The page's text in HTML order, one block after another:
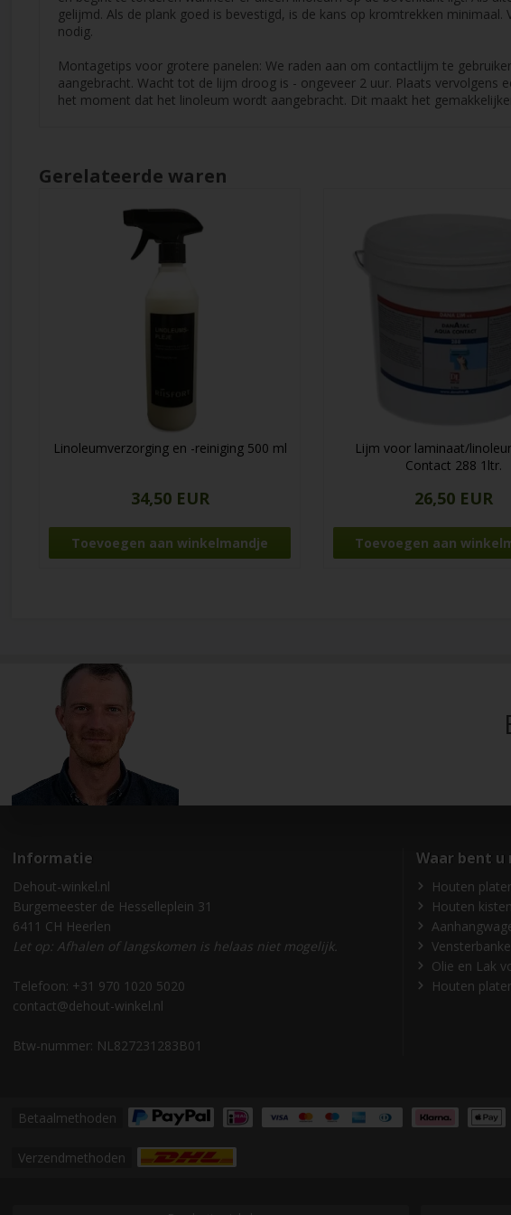
gelijmd. Als de plank goed is bevestigd, is de kans op kromtrekken
nodig.
Montagetips voor grotere panelen: We raden aan om contactlijm te
aangebracht. Wacht tot de lijm droog is - ongeveer 2 uur. Plaats
het moment dat het linoleum wordt aangebracht. Dit maakt het
Gerelateerde waren
Linoleumverzorging en -reiniging 500 ml
34,50 EUR
Lijm voor laminaat/
Contact 288 1ltr.
26,50 EUR
Informatie
Dehout-winkel.nl
Burgemeester de Hesselleplein 31
6411 CH Heerlen
Let op: Afhalen of langskomen is helaas niet mogelijk.
Telefoon: +31 970 1020 5020
contact@dehout-winkel.nl
Btw-nummer: NL827231283B01
Waar bent u
Houten
Houten
Olie en Lak
Houten
Betaalmethoden
Verzendmethoden